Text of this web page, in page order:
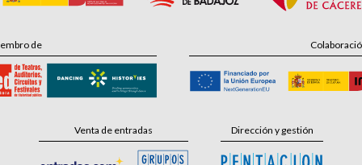
de
Venta de entradas Dirección y gestión